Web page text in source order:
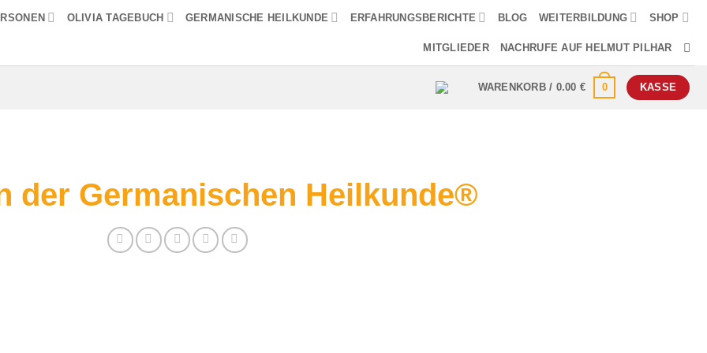
OLIVIA TAGEBUCH GERMANISCHE HEILKUNDE ERFAHRUNGSBERICHTE BLOG WEITERBILDUNG SHOP
MITGLIEDER NACHRUFE AUF HELMUT PILHAR
WARENKORB / 0.00 € 0 KASSE
der Germanischen Heilkunde®